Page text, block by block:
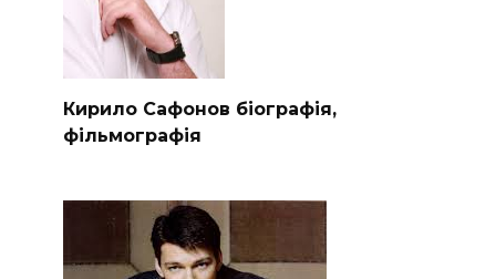
Кирило Сафонов біографія,
фільмографія